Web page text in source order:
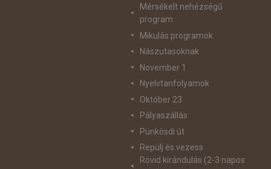
Mérsékelt nehézségű
program
Mikulás programok
Nászutasoknak
November 1
Nyelvtanfolyamok
Október 23
Pályaszállás
Pünkösdi út
Repülj és vezess
Rövid kirándulás (2-3 napos